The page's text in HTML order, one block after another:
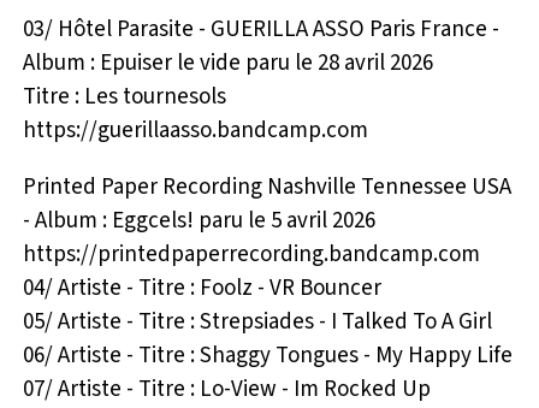
03/ Hôtel Parasite - GUERILLA ASSO Paris France -
Album : Epuiser le vide paru le 28 avril 2026
Titre : Les tournesols
https://guerillaasso.bandcamp.com
Printed Paper Recording Nashville Tennessee USA
- Album : Eggcels! paru le 5 avril 2026
https://printedpaperrecording.bandcamp.com
04/ Artiste - Titre : Foolz - VR Bouncer
05/ Artiste - Titre : Strepsiades - I Talked To A Girl
06/ Artiste - Titre : Shaggy Tongues - My Happy Life
07/ Artiste - Titre : Lo-View - Im Rocked Up